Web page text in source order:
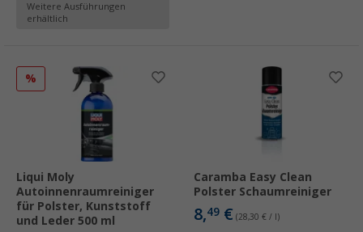
Weitere Ausführungen
erhältlich
%
Liqui Moly
Autoinnenraumreiniger
für Polster, Kunststoff
und Leder 500 ml
Caramba Easy Clean
Polster Schaumreiniger
8,49 € (28,30 € / l)